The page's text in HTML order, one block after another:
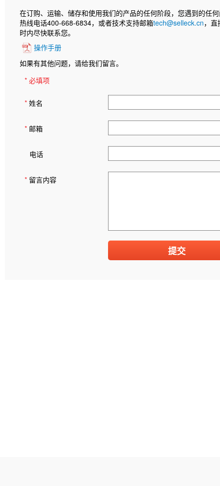
在订购、运输、储存和使用我们的产品的任何阶段，您遇到的任
热线电话400-668-6834，或者技术支持邮箱tech@selleck.cn，
时内尽快联系您。
操作手册
如果有其他问题，请给我们留言。
* 必填项
* 姓名
* 邮箱
电话
* 留言内容